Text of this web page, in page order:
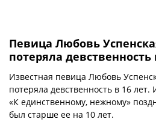
Певица Любовь
потеряла девственность
Известная певица Любовь
потеряла девственность в 16
«К единственному, нежному»
был старше ее на 10 лет.